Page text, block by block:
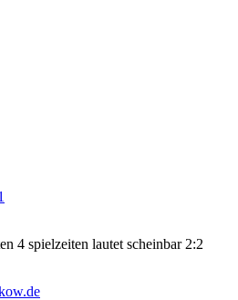
4 spielzeiten lautet scheinbar 2:2